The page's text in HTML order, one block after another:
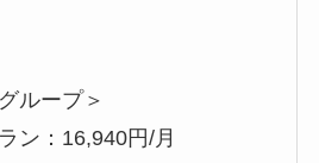
ループ＞
ン：16,940円/月